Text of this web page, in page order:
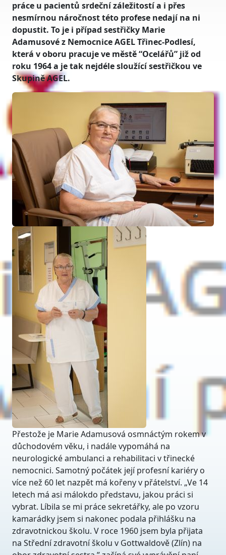
práce u pacientů srdeční záležitostí a i přes
nesmírnou náročnost této profese nedají na ni
dopustit. To je i případ sestřičky Marie
Adamusové z Nemocnice AGEL Třinec-Podlesí,
která v oboru pracuje ve městě “Ocelářů” již od
roku 1964 a je tak nejdéle sloužící sestřičkou ve
Skupině AGEL.
Přestože je Marie Adamusová osmnáctým rokem v
důchodovém věku, i nadále vypomáhá na
neurologické ambulanci a rehabilitaci v třinecké
nemocnici. Samotný počátek její profesní kariéry o
více než 60 let nazpět má kořeny v přátelství. „Ve 14
letech má asi málokdo představu, jakou práci si
vybrat. Líbila se mi práce sekretářky, ale po vzoru
kamarádky jsem si nakonec podala přihlášku na
zdravotnickou školu. V roce 1960 jsem byla přijata
na Střední zdravotní školu v Gottwaldově (Zlín) na